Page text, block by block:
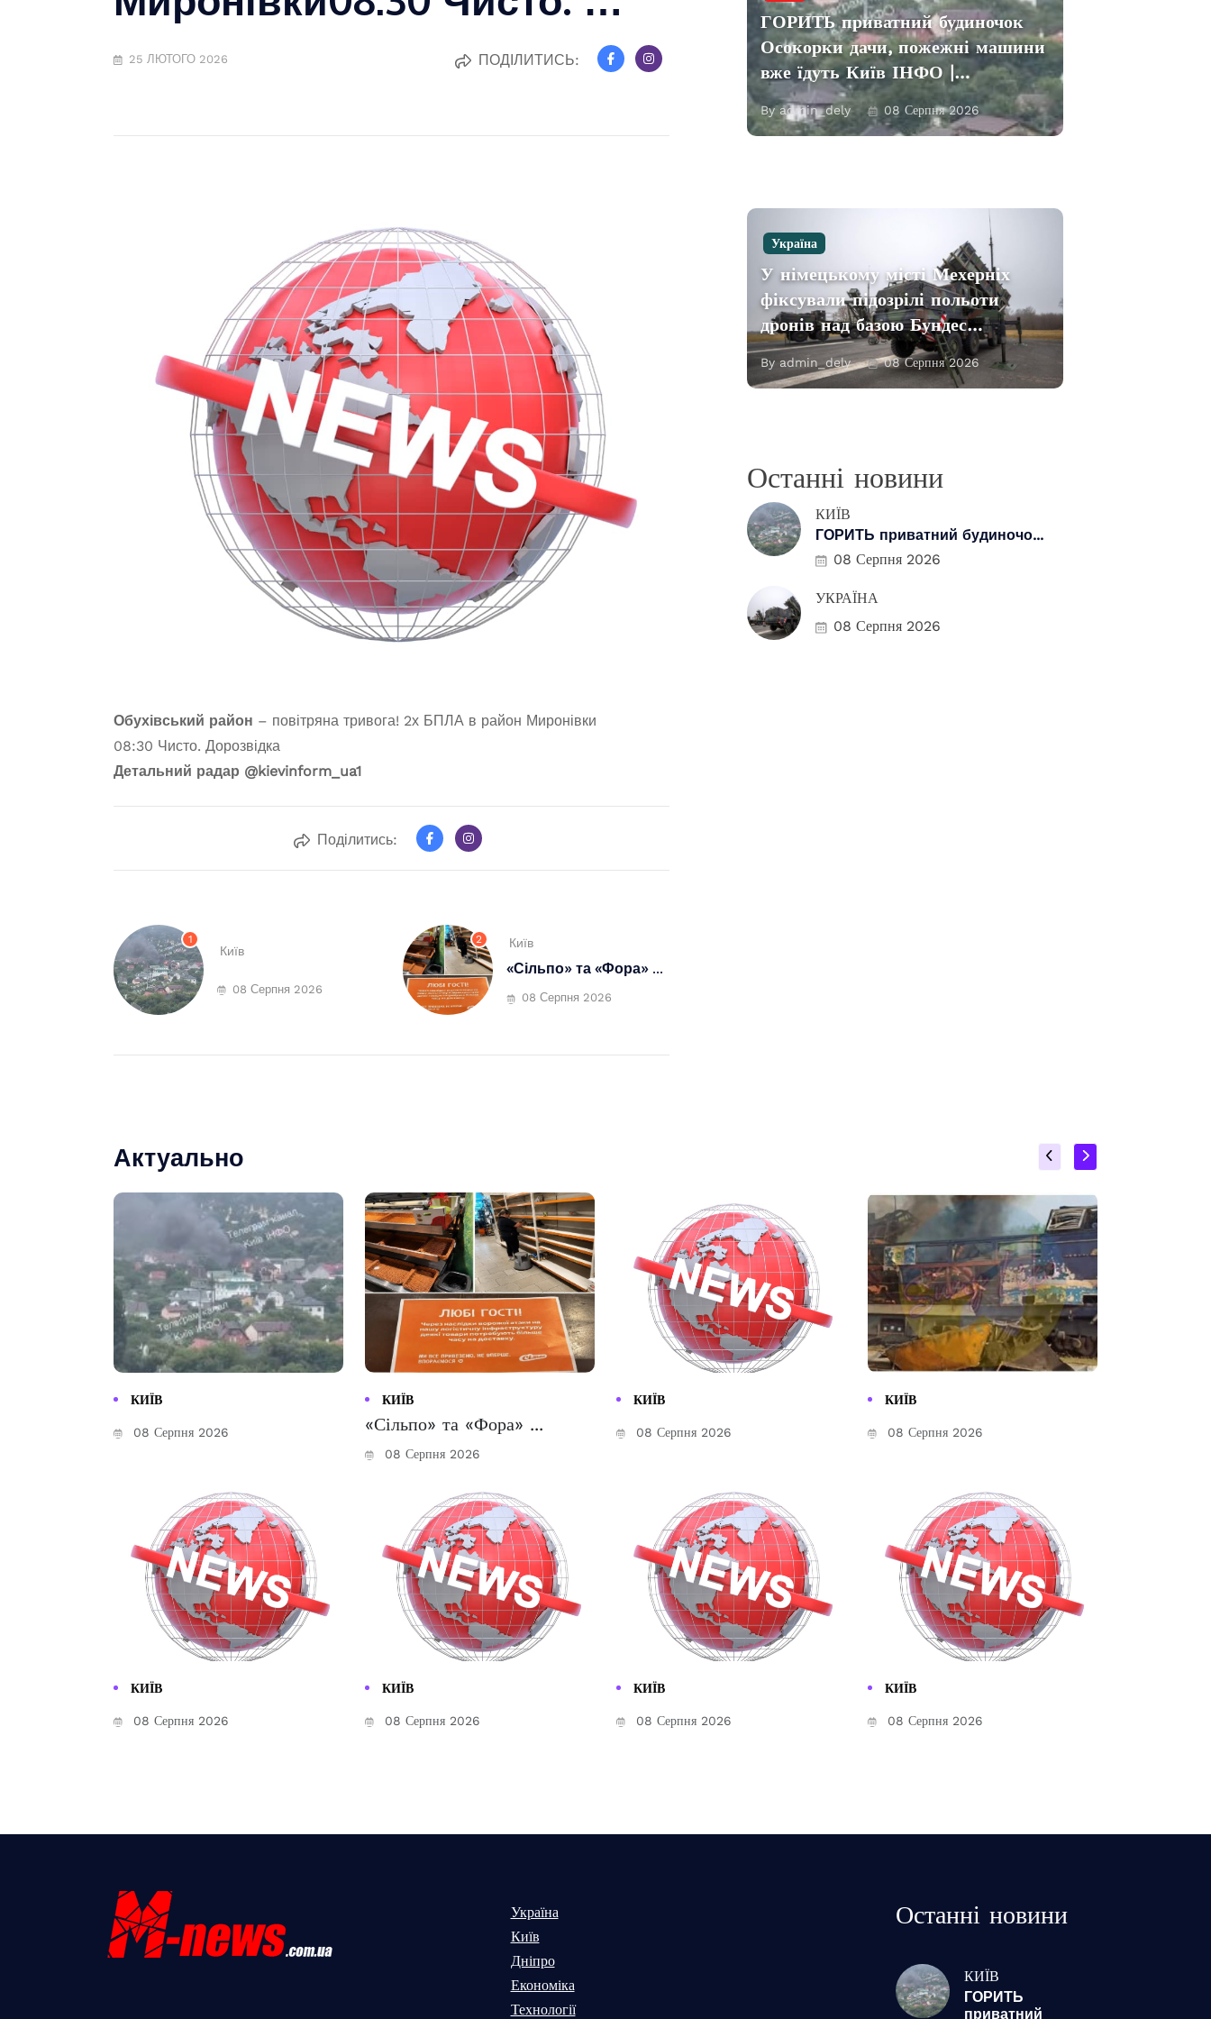
25 ЛЮТОГО 2026 ПОДІЛИТИСЬ:
Обухівський район – повітряна тривога! 2х БПЛА в район Миронівки
08:30 Чисто. Дорозвідка
Детальний радар @kievinform_ua1
Поділитись:
1
Київ
08 Серпня 2026
2 Київ
«Сільпо» та «Фора» ...
08 Серпня 2026
ГОРИТЬ приватний будиночок
Осокорки дачи, пожежні машини
вже їдуть Київ ІНФО |…
By admin_dely 08 Серпня 2026
Україна
У німецькому місті Мехерніх
фіксували підозрілі польоти
дронів над базою Бундес…
By admin_dely 08 Серпня 2026
Останні новини
КИЇВ
ГОРИТЬ приватний будиночо...
08 Серпня 2026
УКРАЇНА
08 Серпня 2026
Актуально
КИЇВ
08 Серпня 2026
КИЇВ
«Сільпо» та «Фора» ...
08 Серпня 2026
КИЇВ
08 Серпня 2026
КИЇВ
08 Серпня 2026
КИЇВ
08 Серпня 2026
КИЇВ
08 Серпня 2026
КИЇВ
08 Серпня 2026
КИЇВ
08 Серпня 2026
Україна
Київ
Дніпро
Економіка
Технології
Останні новини
КИЇВ
ГОРИТЬ
приватний